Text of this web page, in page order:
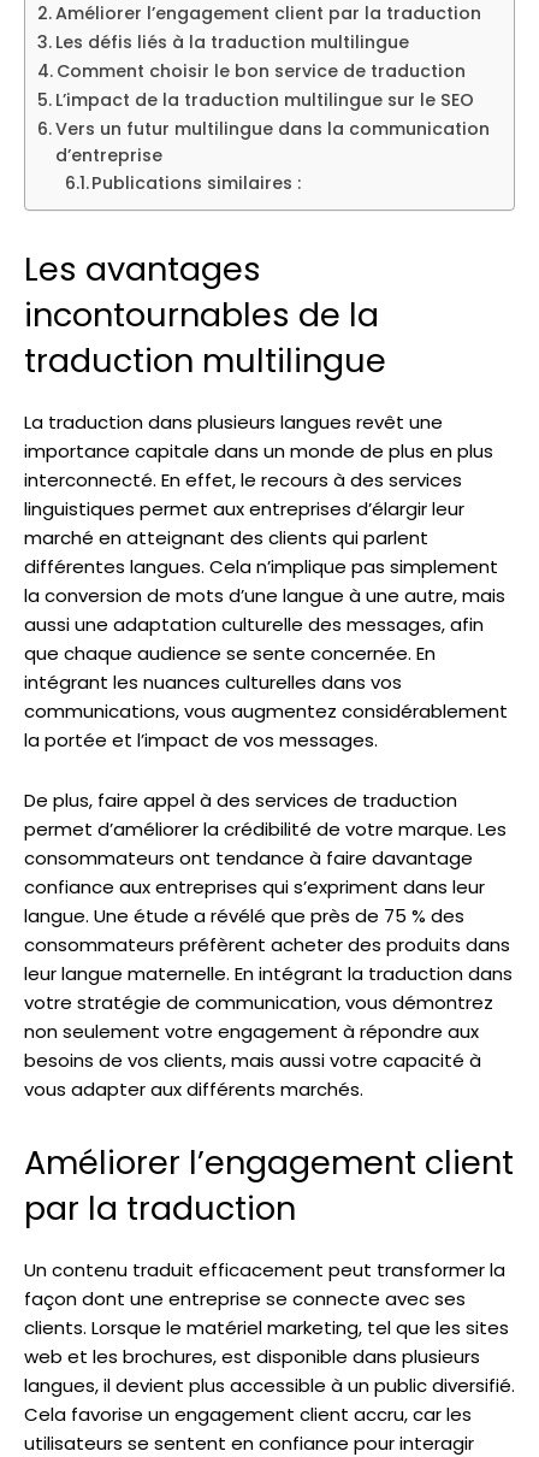
Améliorer l’engagement client par la traduction
Les défis liés à la traduction multilingue
Comment choisir le bon service de traduction
L’impact de la traduction multilingue sur le SEO
Vers un futur multilingue dans la communication
d’entreprise
Publications similaires :
Les avantages
incontournables de la
traduction multilingue
La traduction dans plusieurs langues revêt une
importance capitale dans un monde de plus en plus
interconnecté. En effet, le recours à des services
linguistiques permet aux entreprises d’élargir leur
marché en atteignant des clients qui parlent
différentes langues. Cela n’implique pas simplement
la conversion de mots d’une langue à une autre, mais
aussi une adaptation culturelle des messages, afin
que chaque audience se sente concernée. En
intégrant les nuances culturelles dans vos
communications, vous augmentez considérablement
la portée et l’impact de vos messages.
De plus, faire appel à des services de traduction
permet d’améliorer la crédibilité de votre marque. Les
consommateurs ont tendance à faire davantage
confiance aux entreprises qui s’expriment dans leur
langue. Une étude a révélé que près de 75 % des
consommateurs préfèrent acheter des produits dans
leur langue maternelle. En intégrant la traduction dans
votre stratégie de communication, vous démontrez
non seulement votre engagement à répondre aux
besoins de vos clients, mais aussi votre capacité à
vous adapter aux différents marchés.
Améliorer l’engagement client
par la traduction
Un contenu traduit efficacement peut transformer la
façon dont une entreprise se connecte avec ses
clients. Lorsque le matériel marketing, tel que les sites
web et les brochures, est disponible dans plusieurs
langues, il devient plus accessible à un public diversifié.
Cela favorise un engagement client accru, car les
utilisateurs se sentent en confiance pour interagir